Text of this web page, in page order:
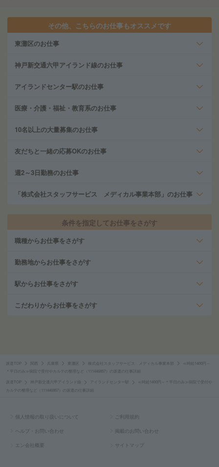
その他、こちらのお仕事もオススメです
東灘区のお仕事
神戸新交通六甲アイランド線のお仕事
アイランドセンター駅のお仕事
医療・介護・福祉・教育系のお仕事
10名以上の大量募集のお仕事
友だちと一緒の応募OKのお仕事
週2～3日勤務のお仕事
「株式会社スタッフサービス メディカル事業本部」のお仕事
条件を指定してお仕事をさがす
職種からお仕事をさがす
勤務地からお仕事をさがす
駅からお仕事をさがす
こだわりからお仕事をさがす
派遣TOP 関西 兵庫県 東灘区 株式会社スタッフサービス メディカル事業本部
≪時給1400円～
＊平日のみ≫病院で受付やカルテの整理など（111446857）の派遣の仕事詳細
派遣TOP 神戸新交通六甲アイランド線 アイランドセンター駅
≪時給1400円～＊平日のみ≫病院で受付や
カルテの整理など（111446857）の派遣の仕事詳細
個人情報の取り扱いについて ご利用規約
ヘルプ・お問い合わせ 掲載のお問い合わせ
エン会社概要 サイトマップ